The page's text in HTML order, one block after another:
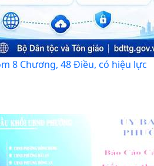
8 Chương, 48 Điều, có hiệu lực